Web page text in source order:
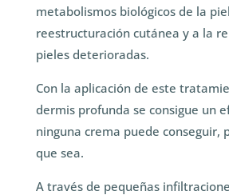
metabolismos biológicos de la
reestructuración cutánea y a la
pieles deterioradas.
Con la aplicación de este
dermis profunda se consigue un
ninguna crema puede conseguir,
que sea.
A través de pequeñas